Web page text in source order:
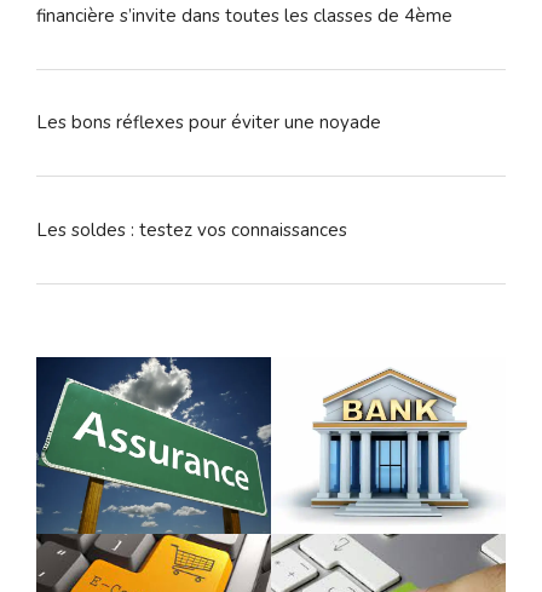
financière s’invite dans toutes les classes de 4ème
Les bons réflexes pour éviter une noyade
Les soldes : testez vos connaissances